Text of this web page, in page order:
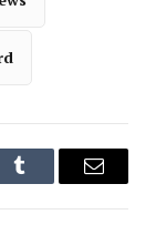
Tumblr Email